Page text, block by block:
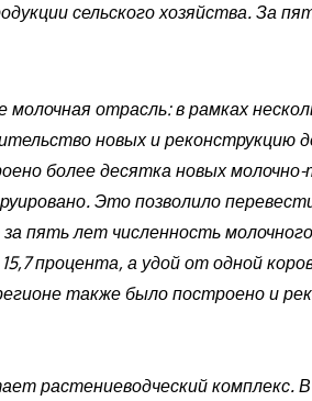
сельского хозяйства. За
отрасль: в рамках
новых и реконструкцию
более десятка новых
Это позволило
пять лет численность
процента, а удой от одной
также было построено и
растениеводческий комплекс.